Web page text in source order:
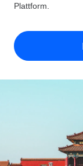
Weltweites
Globales
Auslagern
Einfache
Agile HR-
Deutsch
Plattform.